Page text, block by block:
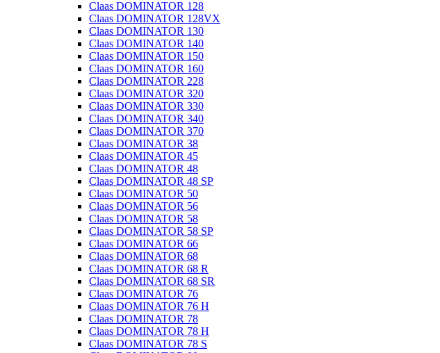
Claas DOMINATOR 128
Claas DOMINATOR 128VX
Claas DOMINATOR 130
Claas DOMINATOR 140
Claas DOMINATOR 150
Claas DOMINATOR 160
Claas DOMINATOR 228
Claas DOMINATOR 320
Claas DOMINATOR 330
Claas DOMINATOR 340
Claas DOMINATOR 370
Claas DOMINATOR 38
Claas DOMINATOR 45
Claas DOMINATOR 48
Claas DOMINATOR 48 SP
Claas DOMINATOR 50
Claas DOMINATOR 56
Claas DOMINATOR 58
Claas DOMINATOR 58 SP
Claas DOMINATOR 66
Claas DOMINATOR 68
Claas DOMINATOR 68 R
Claas DOMINATOR 68 SR
Claas DOMINATOR 76
Claas DOMINATOR 76 H
Claas DOMINATOR 78
Claas DOMINATOR 78 H
Claas DOMINATOR 78 S